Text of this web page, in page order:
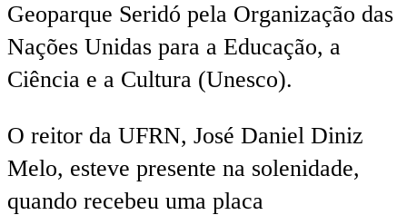
Geoparque Seridó pela Organização das
Nações Unidas para a Educação, a
Ciência e a Cultura (Unesco).
O reitor da UFRN, José Daniel Diniz
Melo, esteve presente na solenidade,
quando recebeu uma placa